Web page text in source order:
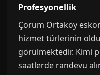
Profesyonellik
Çorum Ortaköy
hizmet türlerinin
görülmektedir. Kimi
saatlerde randevu